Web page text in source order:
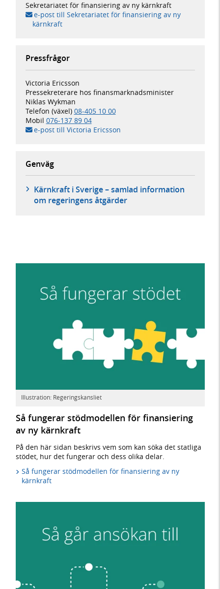
Sekretariatet för finansiering av ny kärnkraft
e-post till Sekretariatet för finansiering av ny
kärnkraft
Pressfrågor
Victoria Ericsson
Pressekreterare hos finansmarknadsminister
Niklas Wykman
Telefon (växel) 08-405 10 00
Mobil 076-137 89 04
e-post till Victoria Ericsson
Genväg
Kärnkraft i Sverige – samlad information
om regeringens åtgärder
Illustration: Regeringskansliet
Så fungerar stödmodellen för finansiering
av ny kärnkraft
På den här sidan beskrivs vem som kan söka det statliga
stödet, hur det fungerar och dess olika delar.
Så fungerar stödmodellen för finansiering av ny
kärnkraft